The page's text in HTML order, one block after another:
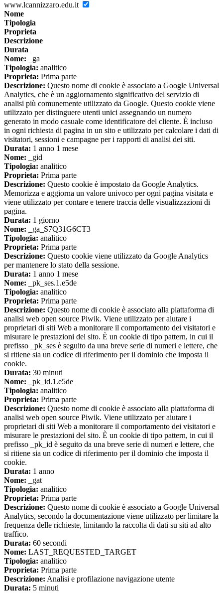
www.lcannizzaro.edu.it
Nome
Tipologia
Proprieta
Descrizione
Durata
Nome: _ga
Tipologia: analitico
Proprieta: Prima parte
Descrizione: Questo nome di cookie è associato a Google Universal
Analytics, che è un aggiornamento significativo del servizio di
analisi più comunemente utilizzato da Google. Questo cookie viene
utilizzato per distinguere utenti unici assegnando un numero
generato in modo casuale come identificatore del cliente. È incluso
in ogni richiesta di pagina in un sito e utilizzato per calcolare i dati di
visitatori, sessioni e campagne per i rapporti di analisi dei siti.
Durata: 1 anno 1 mese
Nome: _gid
Tipologia: analitico
Proprieta: Prima parte
Descrizione: Questo cookie è impostato da Google Analytics.
Memorizza e aggiorna un valore univoco per ogni pagina visitata e
viene utilizzato per contare e tenere traccia delle visualizzazioni di
pagina.
Durata: 1 giorno
Nome: _ga_S7Q31G6CT3
Tipologia: analitico
Proprieta: Prima parte
Descrizione: Questo cookie viene utilizzato da Google Analytics
per mantenere lo stato della sessione.
Durata: 1 anno 1 mese
Nome: _pk_ses.1.e5de
Tipologia: analitico
Proprieta: Prima parte
Descrizione: Questo nome di cookie è associato alla piattaforma di
analisi web open source Piwik. Viene utilizzato per aiutare i
proprietari di siti Web a monitorare il comportamento dei visitatori e
misurare le prestazioni del sito. È un cookie di tipo pattern, in cui il
prefisso _pk_ses è seguito da una breve serie di numeri e lettere, che
si ritiene sia un codice di riferimento per il dominio che imposta il
cookie.
Durata: 30 minuti
Nome: _pk_id.1.e5de
Tipologia: analitico
Proprieta: Prima parte
Descrizione: Questo nome di cookie è associato alla piattaforma di
analisi web open source Piwik. Viene utilizzato per aiutare i
proprietari di siti Web a monitorare il comportamento dei visitatori e
misurare le prestazioni del sito. È un cookie di tipo pattern, in cui il
prefisso _pk_id è seguito da una breve serie di numeri e lettere, che
si ritiene sia un codice di riferimento per il dominio che imposta il
cookie.
Durata: 1 anno
Nome: _gat
Tipologia: analitico
Proprieta: Prima parte
Descrizione: Questo nome di cookie è associato a Google Universal
Analytics, secondo la documentazione viene utilizzato per limitare la
frequenza delle richieste, limitando la raccolta di dati su siti ad alto
traffico.
Durata: 60 secondi
Nome: LAST_REQUESTED_TARGET
Tipologia: analitico
Proprieta: Prima parte
Descrizione: Analisi e profilazione navigazione utente
Durata: 5 minuti